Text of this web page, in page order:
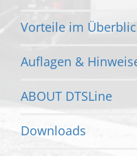
Vorteile im
Auflagen &
ABOUT DTSLine
Downloads